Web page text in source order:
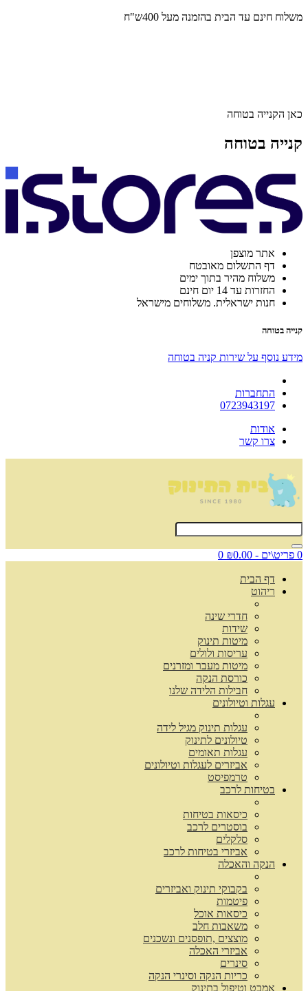
משלוח חינם עד הבית בהזמנה מעל 400ש"ח
כאן הקנייה בטוחה
קנייה בטוחה
אתר מוצפן
דף התשלום מאובטח
משלוח מהיר בתוך ימים
החזרות עד 14 יום חינם
חנות ישראלית. משלוחים מישראל
קנייה בטוחה
מידע נוסף על שירות קניה בטוחה
התחברות
0723943197
אודות
צרו קשר
0 פריט\ים - ₪0.00 0
דף הבית
ריהוט
חדרי שינה
שידות
מיטות תינוק
עריסות ולולים
מיטות מעבר ומזרנים
כורסת הנקה
חבילות הלידה שלנו
עגלות וטיולונים
עגלות תינוק מגיל לידה
טיולונים לתינוק
עגלות תאומים
אביזרים לעגלות וטיולונים
טרמפיסט
בטיחות לרכב
כיסאות בטיחות
בוסטרים לרכב
סלקלים
אביזרי בטיחות לרכב
הנקה והאכלה
בקבוקי תינוק ואביזרים
פיטמות
כיסאות אוכל
משאבות חלב
מוצצים ,תופסנים ונשכנים
אביזרי האכלה
סינרים
כריות הנקה וסינרי הנקה
אמבט וטיפול בתינוק